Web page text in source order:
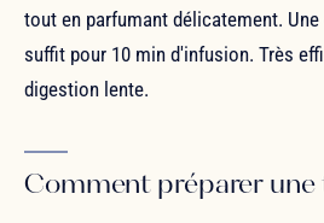
tout en parfumant délicatement.
suffit pour 10 min d'infusion. Très
digestion lente.
Comment préparer une